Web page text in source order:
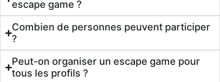
escape game ?
Combien de personnes peuvent participer
?
Peut-on organiser un escape game pour
tous les profils ?